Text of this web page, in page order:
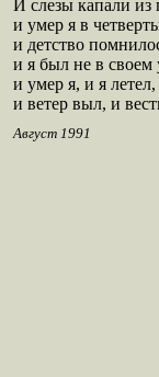
И слезы капали из
и умер я в
и детство
и я был не в своем
и умер я, и я летел,
и ветер выл, и
Август 1991